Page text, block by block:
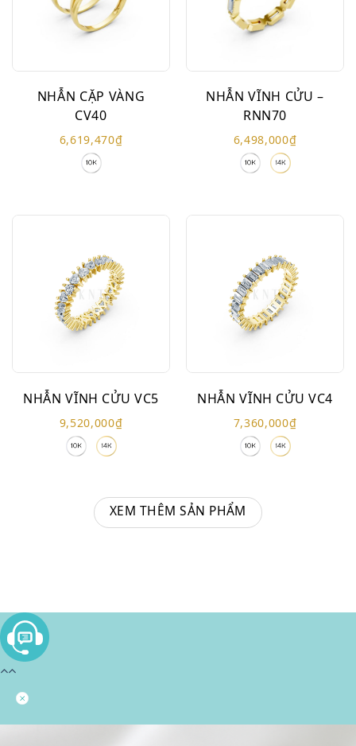
NHẪN CẶP VÀNG
CV40
6,619,470₫
NHẪN VĨNH CỬU –
RNN70
6,498,000₫
NHẪN VĨNH CỬU VC5
9,520,000₫
NHẪN VĨNH CỬU VC4
7,360,000₫
XEM THÊM SẢN PHẨM